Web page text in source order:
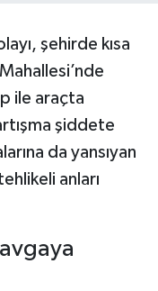
şehirde kısa
ile araçta
şiddete
da yansıyan
anları